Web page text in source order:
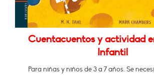
Cuentacuentos y actividad
Infantil
Para niñas y niños de 3 a 7 años. Se